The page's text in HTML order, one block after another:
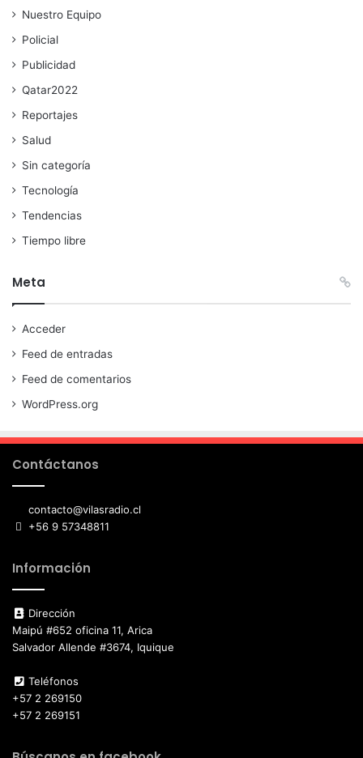
Nuestro Equipo
Policial
Publicidad
Qatar2022
Reportajes
Salud
Sin categoría
Tecnología
Tendencias
Tiempo libre
Meta
Acceder
Feed de entradas
Feed de comentarios
WordPress.org
Contáctanos
contacto@vilasradio.cl
+56 9 57348811
Información
Dirección
Maipú #652 oficina 11, Arica
Salvador Allende #3674, Iquique
Teléfonos
+57 2 269150
+57 2 269151